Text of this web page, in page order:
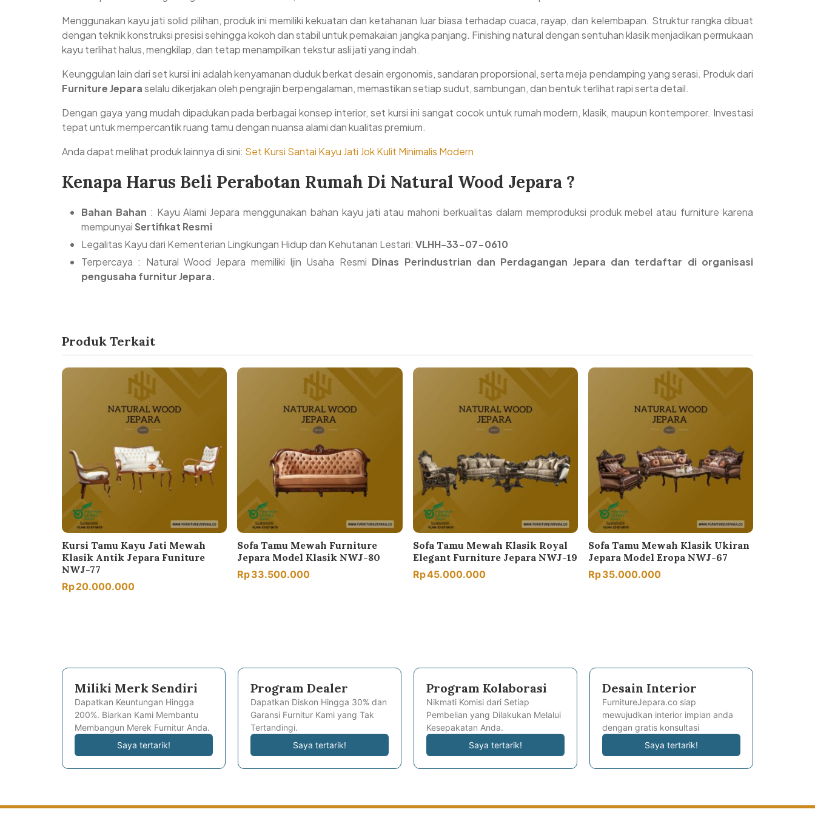
Menggunakan kayu jati solid pilihan, produk ini memiliki kekuatan dan ketahanan luar biasa terhadap cuaca, rayap, dan kelembapan. Struktur rangka dibuat
dengan teknik konstruksi presisi sehingga kokoh dan stabil untuk pemakaian jangka panjang. Finishing natural dengan sentuhan klasik menjadikan permukaan
kayu terlihat halus, mengkilap, dan tetap menampilkan tekstur asli jati yang indah.
Keunggulan lain dari set kursi ini adalah kenyamanan duduk berkat desain ergonomis, sandaran proporsional, serta meja pendamping yang serasi. Produk dari
Furniture Jeparaselalu dikerjakan oleh pengrajin berpengalaman, memastikan setiap sudut, sambungan, dan bentuk terlihat rapi serta detail.
Dengan gaya yang mudah dipadukan pada berbagai konsep interior, set kursi ini sangat cocok untuk rumah modern, klasik, maupun kontemporer. Investasi
tepat untuk mempercantik ruang tamu dengan nuansa alami dan kualitas premium.
Anda dapat melihat produk lainnya di sini: Set Kursi Santai Kayu Jati Jok Kulit Minimalis Modern
Kenapa Harus Beli Perabotan Rumah Di Natural Wood Jepara ?
Bahan Bahan : Kayu Alami Jepara menggunakan bahan kayu jati atau mahoni berkualitas dalam memproduksi produk mebel atau furniture karena
mempunyai Sertifikat Resmi
Legalitas Kayu dari Kementerian Lingkungan Hidup dan Kehutanan Lestari: VLHH-33-07-0610
Terpercaya : Natural Wood Jepara memiliki Ijin Usaha Resmi Dinas Perindustrian dan Perdagangan Jepara dan terdaftar di organisasi
pengusaha furnitur Jepara.
Produk Terkait
Kursi Tamu Kayu Jati Mewah
Klasik Antik Jepara Funiture
NWJ-77
Rp20.000.000
Sofa Tamu Mewah Furniture
Jepara Model Klasik NWJ-80
Rp33.500.000
Sofa Tamu Mewah Klasik Royal
Elegant Furniture Jepara NWJ-19
Rp45.000.000
Sofa Tamu Mewah Klasik Ukiran
Jepara Model Eropa NWJ-67
Rp35.000.000
Miliki Merk Sendiri
Dapatkan Keuntungan Hingga
200%. Biarkan Kami Membantu
Membangun Merek Furnitur Anda.
Saya tertarik!
Program Dealer
Dapatkan Diskon Hingga 30% dan
Garansi Furnitur Kami yang Tak
Tertandingi.
Saya tertarik!
Program Kolaborasi
Nikmati Komisi dari Setiap
Pembelian yang Dilakukan Melalui
Kesepakatan Anda.
Saya tertarik!
Desain Interior
FurnitureJepara.co siap
mewujudkan interior impian anda
dengan gratis konsultasi
Saya tertarik!